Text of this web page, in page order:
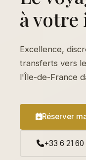
à votre
Excellence,
transferts vers
l'Île-de-France
Réserver
+33 6 21